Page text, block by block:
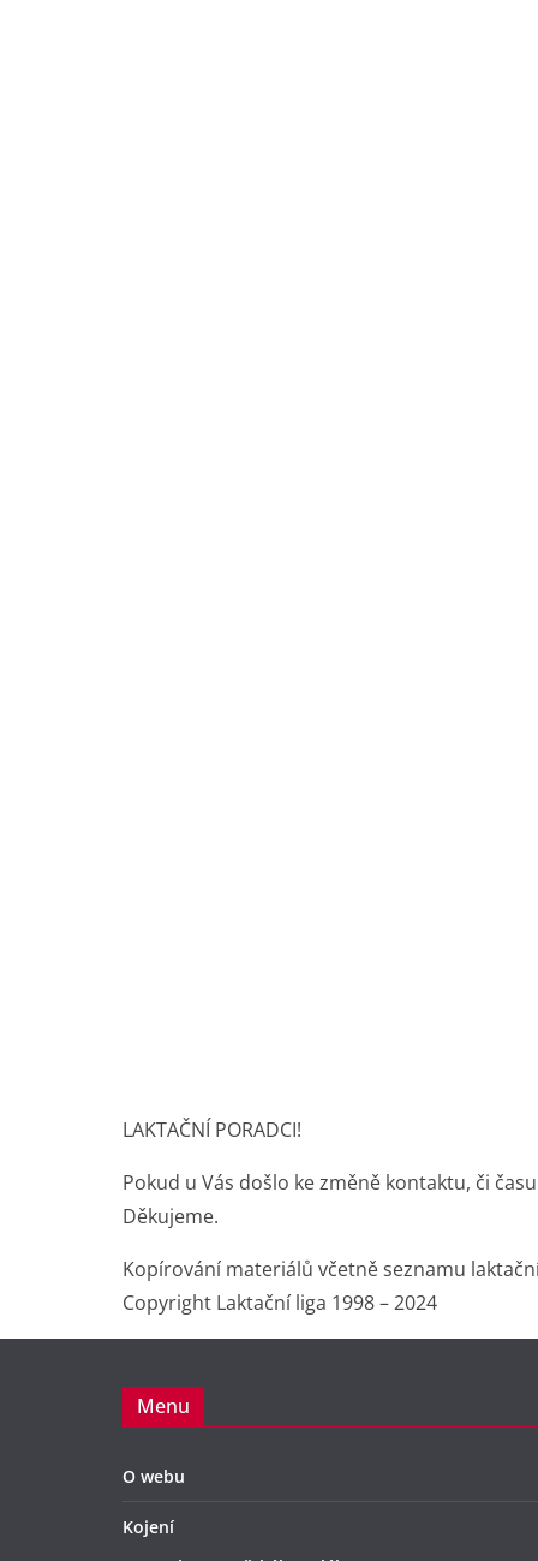
LAKTAČNÍ PORADCI!
Pokud u Vás došlo ke změně kontaktu, či
Děkujeme.
Kopírování materiálů včetně seznamu
Copyright Laktační liga 1998 – 2024
Menu
O webu
Kojení